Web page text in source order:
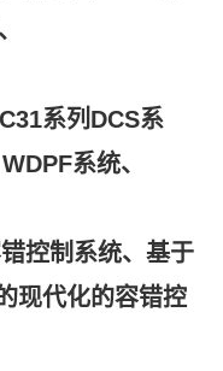
系列DCS系
系统、
控制系统、基于
现代化的容错控